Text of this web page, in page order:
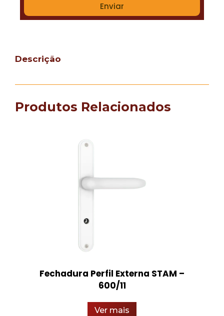
Enviar
Descrição
Produtos Relacionados
Fechadura Perfil Externa STAM –
600/11
Ver mais